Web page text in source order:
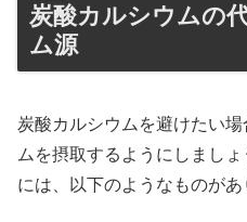
炭酸カルシウムの
ム源
炭酸カルシウムを避けたい
ムを摂取するようにしまし
には、以下のようなものがあ